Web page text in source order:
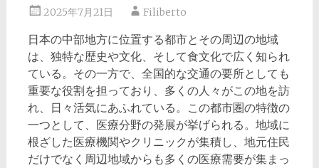
2025年7月21日 Filiberto
日本の中部地方に位置する都市とその周辺の地域
は、独特な歴史や文化、そして食文化で広く知られ
ている。 その一方で、全国的な交通の要所としても
重要な役割を担っており、多くの人々がこの地を訪
れ、日々活気にあふれている。この都市圏の特徴の
一つとして、医療分野の発展が挙げられる。地域に
根ざした医療機関やクリニックが集積し、地元住民
だけでなく周辺地域からも多くの医療需要が集まっ